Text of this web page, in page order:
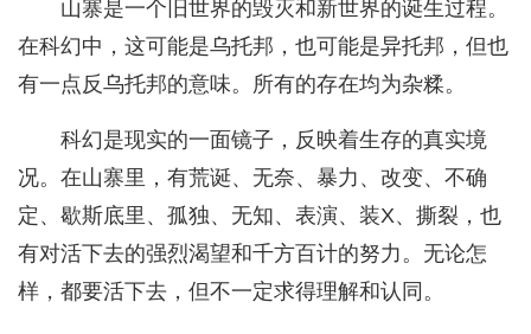
山寨是一个旧世界的毁灭和新世界的诞生过程。
在科幻中，这可能是乌托邦，也可能是异托邦，但也
有一点反乌托邦的意味。所有的存在均为杂糅。
科幻是现实的一面镜子，反映着生存的真实境
况。在山寨里，有荒诞、无奈、暴力、改变、不确
定、歇斯底里、孤独、无知、表演、装X、撕裂，也
有对活下去的强烈渴望和千方百计的努力。无论怎
样，都要活下去，但不一定求得理解和认同。